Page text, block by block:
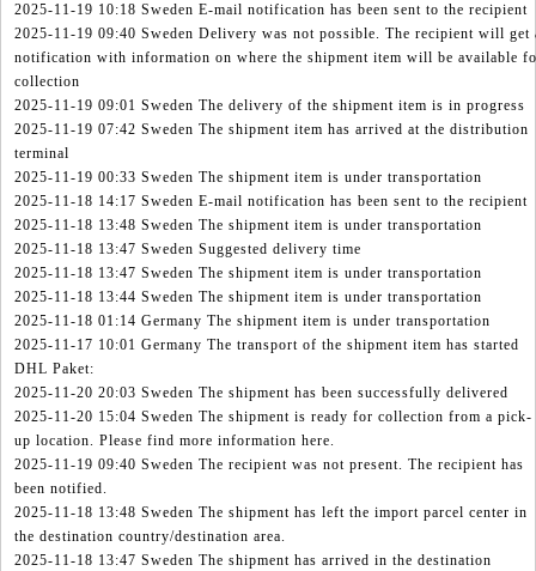
2025-11-19 10:18 Sweden E-mail notification has been sent to the recipient
2025-11-19 09:40 Sweden Delivery was not possible. The recipient will get
notification with information on where the shipment item will be available
collection
2025-11-19 09:01 Sweden The delivery of the shipment item is in progress
2025-11-19 07:42 Sweden The shipment item has arrived at the distribution
terminal
2025-11-19 00:33 Sweden The shipment item is under transportation
2025-11-18 14:17 Sweden E-mail notification has been sent to the recipient
2025-11-18 13:48 Sweden The shipment item is under transportation
2025-11-18 13:47 Sweden Suggested delivery time
2025-11-18 13:47 Sweden The shipment item is under transportation
2025-11-18 13:44 Sweden The shipment item is under transportation
2025-11-18 01:14 Germany The shipment item is under transportation
2025-11-17 10:01 Germany The transport of the shipment item has started
DHL Paket:
2025-11-20 20:03 Sweden The shipment has been successfully delivered
2025-11-20 15:04 Sweden The shipment is ready for collection from a pick-
up location. Please find more information here.
2025-11-19 09:40 Sweden The recipient was not present. The recipient has
been notified.
2025-11-18 13:48 Sweden The shipment has left the import parcel center in
the destination country/destination area.
2025-11-18 13:47 Sweden The shipment has arrived in the destination